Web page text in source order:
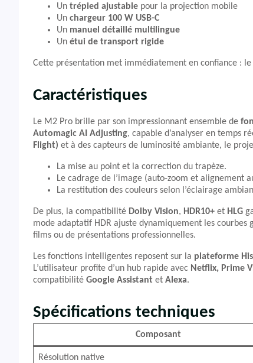
Un trépied ajustable pour la projection mobile
Un chargeur 100 W USB-C
Un manuel détaillé multilingue
Un étui de transport rigide
Cette présentation met immédiatement en confiance :
Caractéristiques
Le M2 Pro brille par son impressionnant ensemble de
Automagic AI Adjusting, capable d’analyser en temps
Flight) et à des capteurs de luminosité ambiante, le
La mise au point et la correction du trapèze.
Le cadrage de l’image (auto-zoom et alignement
La restitution des couleurs selon l’éclairage
De plus, la compatibilité Dolby Vision, HDR10+ et HLG
mode adaptatif HDR ajuste dynamiquement les courbes
films ou de présentations professionnelles.
Les fonctions intelligentes reposent sur la plateforme
L’utilisateur profite d’un hub rapide avec Netflix, Prime
compatibilité Google Assistant et Alexa.
Spécifications techniques
Composant
Résolution native